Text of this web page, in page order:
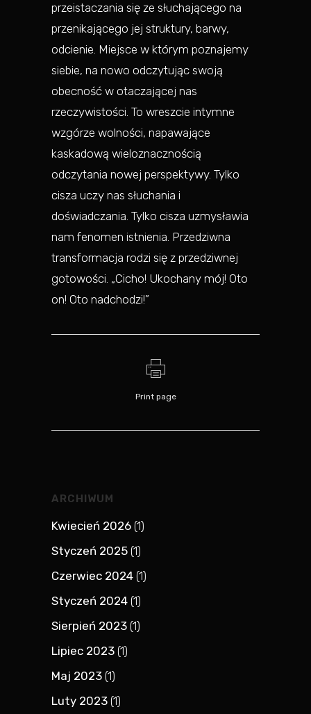
przeistaczania się ze słuchającego na
przenikającego jej struktury, barwy,
odcienie. Miejsce w którym poznajemy
siebie, na nowo odczytując swoją
obecność w otaczającej nas
rzeczywistości. To wreszcie intymne
wzgórze wolności, napawające
kaskadową wieloznacznością
odczytania nowej perspektywy. Tylko
cisza uczy nas słuchania i
doświadczania. Tylko cisza uzmysławia
nam fenomen istnienia. Przedziwna
transformacja rodzi się z przedziwnej
gotowości. „Cicho! Ukochany mój! Oto
on! Oto nadchodzi!”
Print page
ARCHIWUM
Kwiecień 2026 (1)
Styczeń 2025 (1)
Czerwiec 2024 (1)
Styczeń 2024 (1)
Sierpień 2023 (1)
Lipiec 2023 (1)
Maj 2023 (1)
Luty 2023 (1)